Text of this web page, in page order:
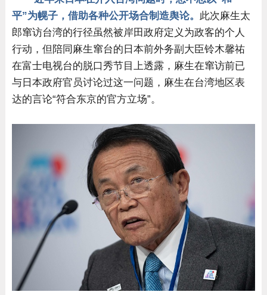
平”为幌子，借助各种公开场合制造舆论。 此次麻生太
郎窜访台湾的行径虽然被岸田政府定义为政客的个人
行动，但陪同麻生窜台的日本前外务副大臣铃木馨祐
在富士电视台的脱口秀节目上透露，麻生在窜访前已
与日本政府官员讨论过这一问题，麻生在台湾地区表
达的言论“符合东京的官方立场”。